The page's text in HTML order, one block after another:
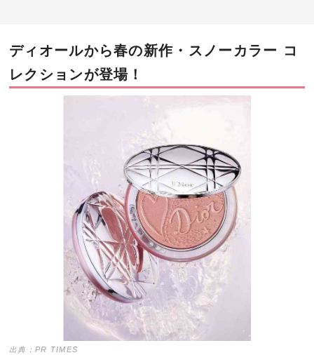
ディオールから春の新作・スノーカラー コ
レクションが登場！
出典：PR TIMES